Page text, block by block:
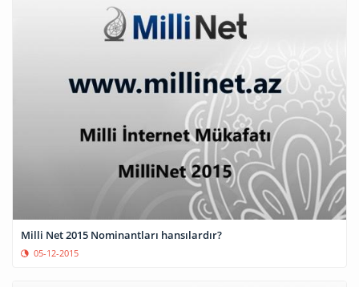
Milli Net 2015 Nominantları hansılardır?
05-12-2015